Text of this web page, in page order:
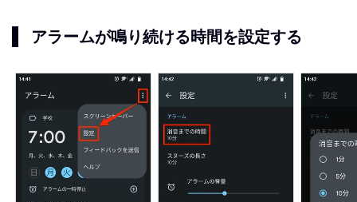
アラームが鳴り続ける時間を設定する